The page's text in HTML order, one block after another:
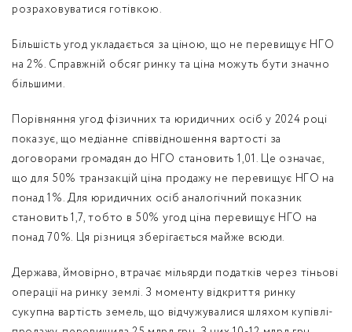
розраховуватися готівкою.
Більшість угод укладається за ціною, що не перевищує НГО
на 2%. Справжній обсяг ринку та ціна можуть бути значно
більшими.
Порівняння угод фізичних та юридичних осіб у 2024 році
показує, що медіанне співвідношення вартості за
договорами громадян до НГО становить 1,01. Це означає,
що для 50% транзакцій ціна продажу не перевищує НГО на
понад 1%. Для юридичних осіб аналогічний показник
становить 1,7, тобто в 50% угод ціна перевищує НГО на
понад 70%. Ця різниця зберігається майже всюди.
Держава, ймовірно, втрачає мільярди податків через тіньові
операції на ринку землі. З моменту відкриття ринку
сукупна вартість земель, що відчужувалися шляхом купівлі-